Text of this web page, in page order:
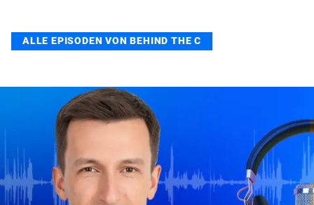
ALLE EPISODEN VON BEHIND THE C